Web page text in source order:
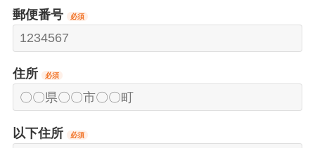
郵便番号 必須
住所 必須
以下住所 必須